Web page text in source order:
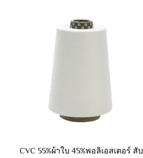
CVC 55%ผ้าใบ 45%พอลิเอสเตอร์ สับ